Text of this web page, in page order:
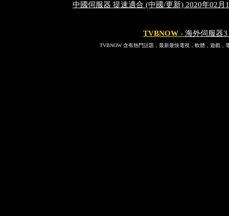
中國伺服器 提速適合 (中國/更新) 2020年02月
TVBNOW - 海外伺服器
TVBNOW 含有熱門話題，最新最快電視，軟體，遊戲，